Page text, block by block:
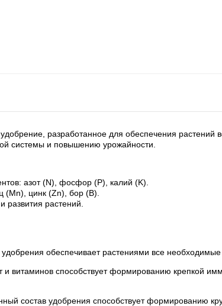
разработанное для обеспечения
системы и повышению урожайности.
азот (N), фосфор (P), калий (K).
цинк (Zn), бор (B).
растений.
обеспечивает растениями все необходимые
витаминов способствует формированию крепкой
состав удобрения способствует формированию